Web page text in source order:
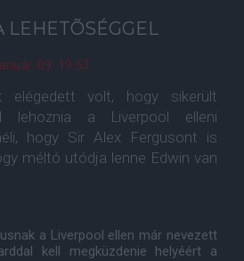
LEHETÕSÉGGEL
09. 19:53
elégedett volt, hogy sikerült
lehoznia a Liverpool elleni
hogy Sir Alex Fergusont is
méltó utódja lenne Edwin van
a Liverpool ellen már nevezett
kell megküzdenie helyéért a